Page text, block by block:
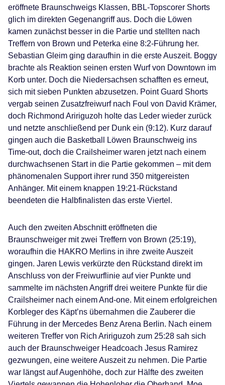
eröffnete Braunschweigs Klassen, BBL-Topscorer Shorts
glich im direkten Gegenangriff aus. Doch die Löwen
kamen zunächst besser in die Partie und stellten nach
Treffern von Brown und Peterka eine 8:2-Führung her.
Sebastian Gleim ging daraufhin in die erste Auszeit. Boggy
brachte als Reaktion seinen ersten Wurf von Downtown im
Korb unter. Doch die Niedersachsen schafften es erneut,
sich mit sieben Punkten abzusetzen. Point Guard Shorts
vergab seinen Zusatzfreiwurf nach Foul von David Krämer,
doch Richmond Aririguzoh holte das Leder wieder zurück
und netzte anschließend per Dunk ein (9:12). Kurz darauf
gingen auch die Basketball Löwen Braunschweig ins
Time-out, doch die Crailsheimer waren jetzt nach einem
durchwachsenen Start in die Partie gekommen – mit dem
phänomenalen Support ihrer rund 350 mitgereisten
Anhänger. Mit einem knappen 19:21-Rückstand
beendeten die Halbfinalisten das erste Viertel.
Auch den zweiten Abschnitt eröffneten die
Braunschweiger mit zwei Treffern von Brown (25:19),
woraufhin die HAKRO Merlins in ihre zweite Auszeit
gingen. Jaren Lewis verkürzte den Rückstand direkt im
Anschluss von der Freiwurflinie auf vier Punkte und
sammelte im nächsten Angriff drei weitere Punkte für die
Crailsheimer nach einem And-one. Mit einem erfolgreichen
Korbleger des Käpt’ns übernahmen die Zauberer die
Führung in der Mercedes Benz Arena Berlin. Nach einem
weiteren Treffer von Rich Aririguzoh zum 25:28 sah sich
auch der Braunschweiger Headcoach Jesus Ramirez
gezwungen, eine weitere Auszeit zu nehmen. Die Partie
war längst auf Augenhöhe, doch zur Hälfte des zweiten